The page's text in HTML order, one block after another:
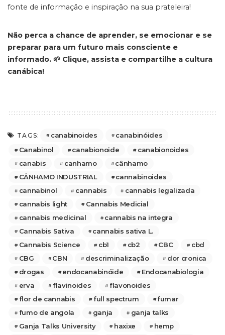
fonte de informação e inspiração na sua prateleira!
Não perca a chance de aprender, se emocionar e se
preparar para um futuro mais consciente e
informado. 🌱 Clique, assista e compartilhe a cultura
canábica!
TAGS: canabinoides
canabinóides
Canabinol
canabionoide
canabionoides
canabis
canhamo
cânhamo
CÂNHAMO INDUSTRIAL
cannabinoides
cannabinol
cannabis
cannabis legalizada
cannabis light
Cannabis Medicial
cannabis medicinal
cannabis na integra
Cannabis Sativa
cannabis sativa L.
Cannabis Science
cb1 cb2 CBC
cbd
CBG
CBN descriminalização
dor cronica
drogas
endocanabinóide
Endocanabiologia
erva
flavinoides
flavonoides
flor de cannabis
full spectrum
fumar
fumo de angola
ganja
ganja talks
Ganja Talks University
haxixe
hemp